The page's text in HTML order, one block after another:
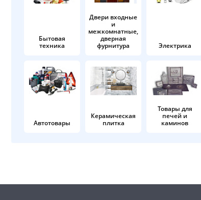
Бытовая
техника
Двери входные
и
межкомнатные,
дверная
фурнитура
Электрика
Автотовары
Керамическая
плитка
Товары для
печей и
каминов